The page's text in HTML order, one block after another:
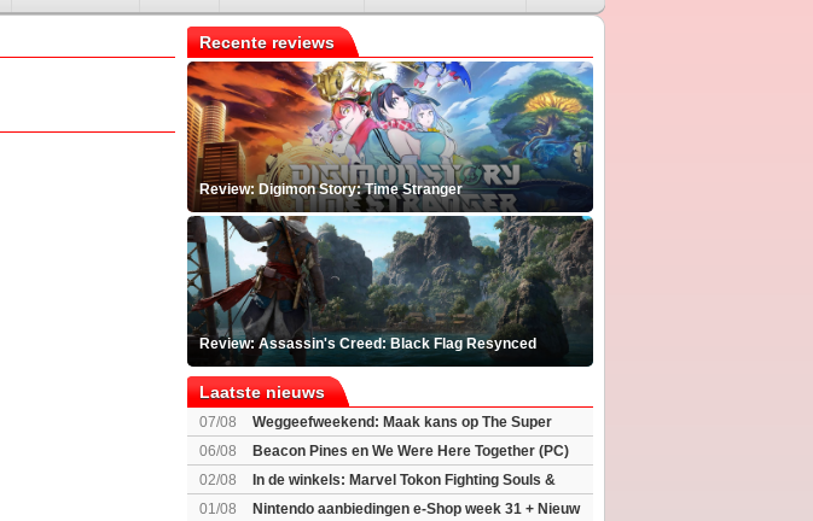
Recente reviews
Review: Digimon Story: Time Stranger
Review: Assassin's Creed: Black Flag Resynced
Laatste nieuws
07/08
Weggeefweekend: Maak kans op The Super
Mario Galaxy movie (2x)!
06/08
Beacon Pines en We Were Here Together (PC)
Gratis
02/08
In de winkels: Marvel Tokon Fighting Souls &
Beast of Reincarnation
01/08
Nintendo aanbiedingen e-Shop week 31 + Nieuw